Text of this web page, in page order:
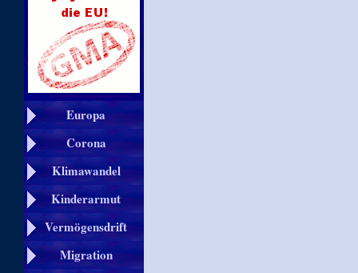
Europa
Corona
Klimawandel
Kinderarmut
Vermögensdrift
Migration